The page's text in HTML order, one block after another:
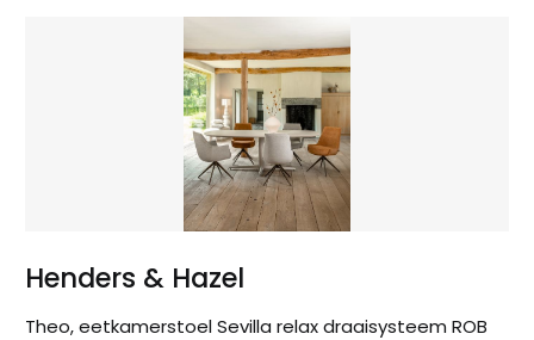
Henders & Hazel
Theo, eetkamerstoel Sevilla relax draaisysteem ROB